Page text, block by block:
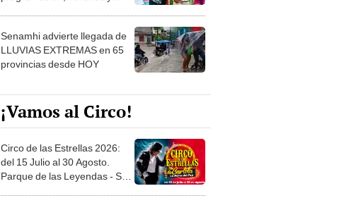
Senamhi advierte llegada de
LLUVIAS EXTREMAS en 65
provincias desde HOY
¡Vamos al Circo!
Circo de las Estrellas 2026:
del 15 Julio al 30 Agosto.
Parque de las Leyendas - San